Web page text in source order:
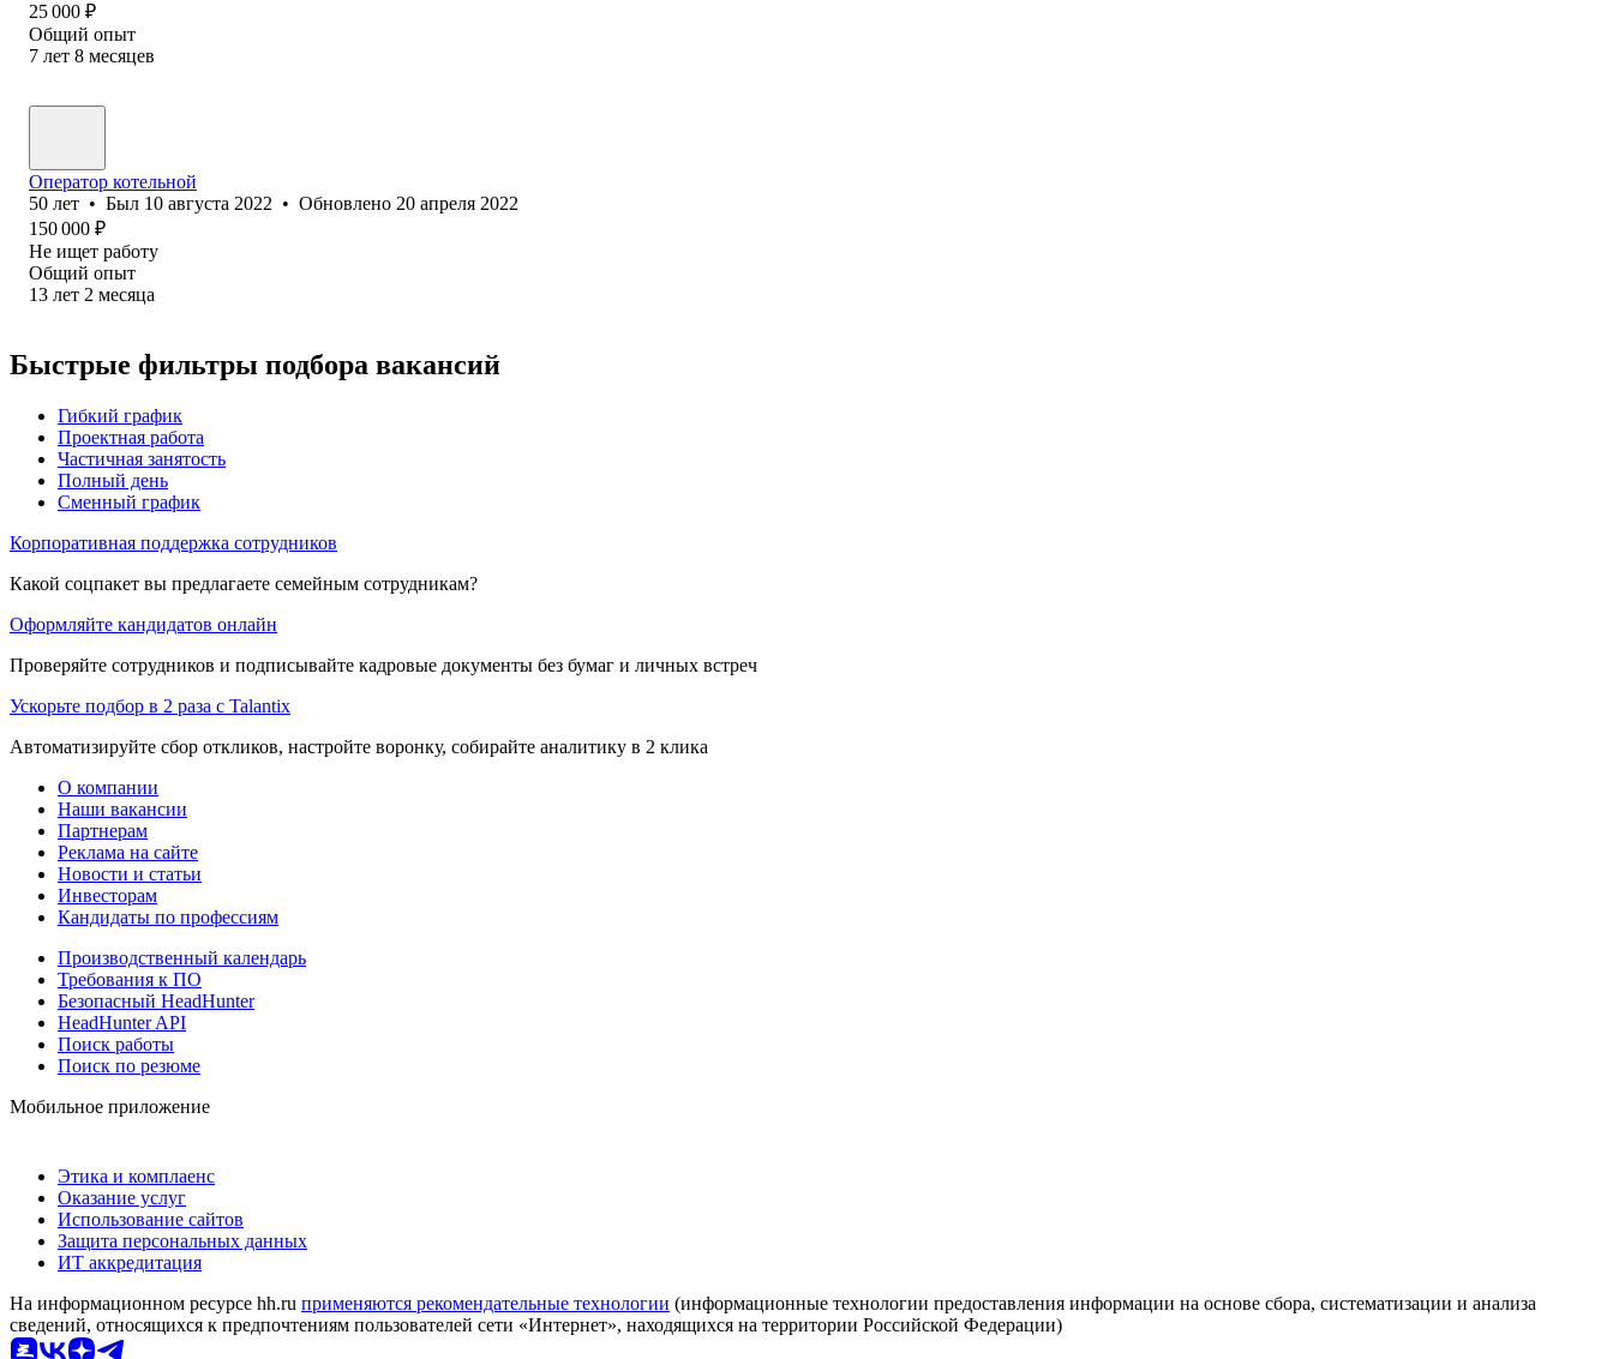
25 000 ₽
Общий опыт
7 лет 8 месяцев
Оператор котельной
50 лет • Был 10 августа 2022 • Обновлено 20 апреля 2022
150 000 ₽
Не ищет работу
Общий опыт
13 лет 2 месяца
Быстрые фильтры подбора вакансий
Гибкий график
Проектная работа
Частичная занятость
Полный день
Сменный график
Корпоративная поддержка сотрудников
Какой соцпакет вы предлагаете семейным сотрудникам?
Оформляйте кандидатов онлайн
Проверяйте сотрудников и подписывайте кадровые документы без бумаг и личных встреч
Ускорьте подбор в 2 раза с Talantix
Автоматизируйте сбор откликов, настройте воронку, собирайте аналитику в 2 клика
О компании
Наши вакансии
Партнерам
Реклама на сайте
Новости и статьи
Инвесторам
Кандидаты по профессиям
Производственный календарь
Требования к ПО
Безопасный HeadHunter
HeadHunter API
Поиск работы
Поиск по резюме
Мобильное приложение
Этика и комплаенс
Оказание услуг
Использование сайтов
Защита персональных данных
ИТ аккредитация
На информационном ресурсе hh.ru применяются рекомендательные технологии (информационные технологии предоставления информации на основе сбора, систематизации и анализа
сведений, относящихся к предпочтениям пользователей сети «Интернет», находящихся на территории Российской Федерации)